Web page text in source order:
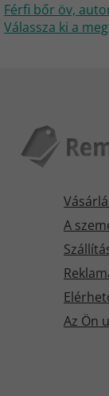
Férfi bőr öv,
Válassza ki a
A
Az Ön